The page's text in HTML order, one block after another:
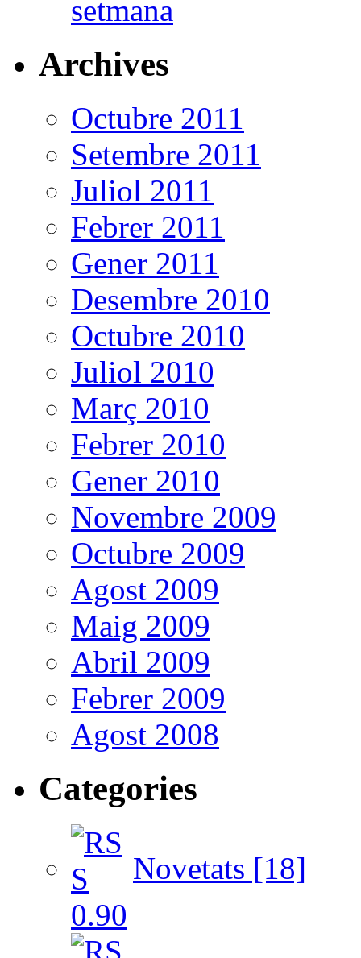
setmana
Archives
Octubre 2011
Setembre 2011
Juliol 2011
Febrer 2011
Gener 2011
Desembre 2010
Octubre 2010
Juliol 2010
Març 2010
Febrer 2010
Gener 2010
Novembre 2009
Octubre 2009
Agost 2009
Maig 2009
Abril 2009
Febrer 2009
Agost 2008
Categories
Novetats [18]